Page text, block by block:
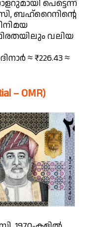
പെട്ടെന്ന്
ബഹ്‌റൈനിന്റെ
വലിയ
≈ ₹226.43 ≈
– OMR)